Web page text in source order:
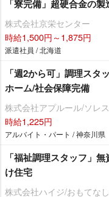
「寮完備」超硬合金の
株式会社京栄センター
時給1,500円～1,875円
派遣社員 / 北海道
「週2から可」調理スタ
ホーム/社会保障完備
株式会社アプルール/ソレ
時給1,225円
アルバイト・パート / 神奈川県
「福祉調理スタッフ」
け住宅
株式会社ハイジ/おもてな